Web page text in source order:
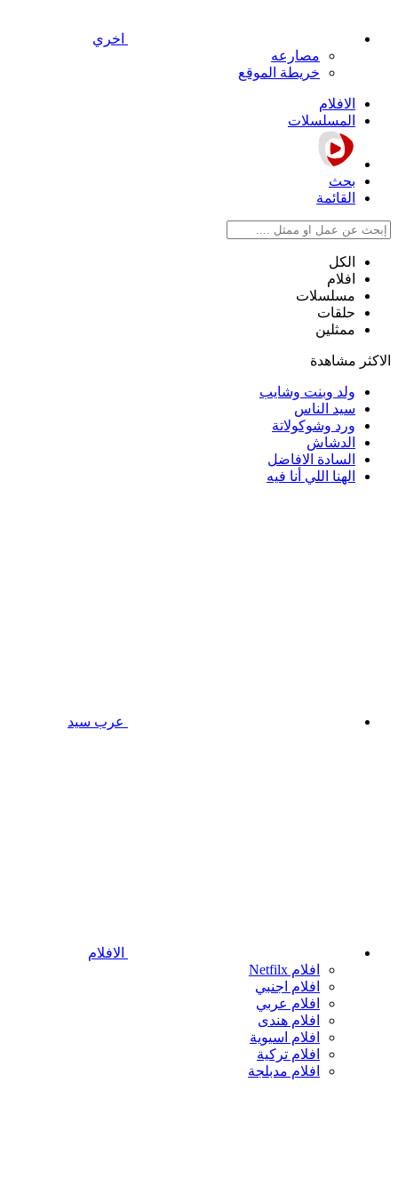
اخري
مصارعه
خريطة الموقع
الافلام
المسلسلات
بحث
القائمة
الكل
افلام
مسلسلات
حلقات
ممثلين
الاكثر مشاهدة
ولد وبنت وشايب
سيد الناس
ورد وشوكولاتة
الدشاش
السادة الافاضل
الهنا اللي أنا فيه
عرب سيد
الافلام
افلام Netfilx
افلام اجنبي
افلام عربي
افلام هندى
افلام اسيوية
افلام تركية
افلام مدبلجة